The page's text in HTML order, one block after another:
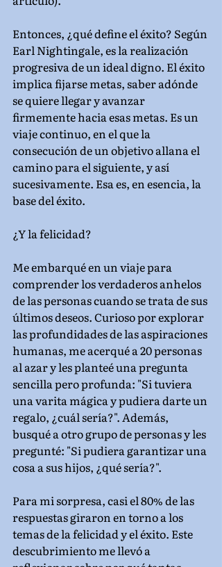
Entonces, ¿qué define el éxito? Según
Earl Nightingale, es la realización
progresiva de un ideal digno. El éxito
implica fijarse metas, saber adónde
se quiere llegar y avanzar
firmemente hacia esas metas. Es un
viaje continuo, en el que la
consecución de un objetivo allana el
camino para el siguiente, y así
sucesivamente. Esa es, en esencia, la
base del éxito.
¿Y la felicidad?
Me embarqué en un viaje para
comprender los verdaderos anhelos
de las personas cuando se trata de sus
últimos deseos. Curioso por explorar
las profundidades de las aspiraciones
humanas, me acerqué a 20 personas
al azar y les planteé una pregunta
sencilla pero profunda: "Si tuviera
una varita mágica y pudiera darte un
regalo, ¿cuál sería?". Además,
busqué a otro grupo de personas y les
pregunté: "Si pudiera garantizar una
cosa a sus hijos, ¿qué sería?".
Para mi sorpresa, casi el 80% de las
respuestas giraron en torno a los
temas de la felicidad y el éxito. Este
descubrimiento me llevó a